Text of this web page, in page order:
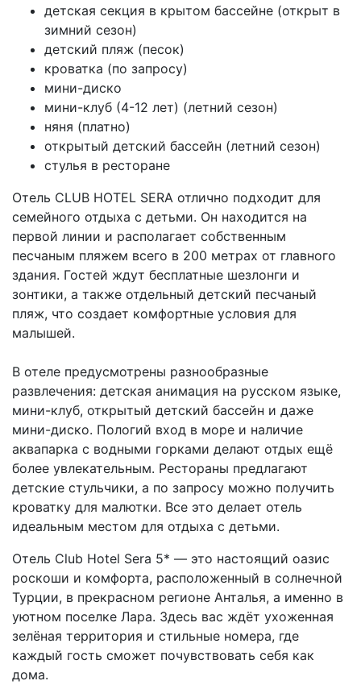
детская секция в крытом бассейне (открыт в
зимний сезон)
детский пляж (песок)
кроватка (по запросу)
мини-диско
мини-клуб (4-12 лет) (летний сезон)
няня (платно)
открытый детский бассейн (летний сезон)
стулья в ресторане
Отель CLUB HOTEL SERA отлично подходит для
семейного отдыха с детьми. Он находится на
первой линии и располагает собственным
песчаным пляжем всего в 200 метрах от главного
здания. Гостей ждут бесплатные шезлонги и
зонтики, а также отдельный детский песчаный
пляж, что создает комфортные условия для
малышей.
В отеле предусмотрены разнообразные
развлечения: детская анимация на русском языке,
мини-клуб, открытый детский бассейн и даже
мини-диско. Пологий вход в море и наличие
аквапарка с водными горками делают отдых ещё
более увлекательным. Рестораны предлагают
детские стульчики, а по запросу можно получить
кроватку для малютки. Все это делает отель
идеальным местом для отдыха с детьми.
Отель Club Hotel Sera 5* — это настоящий оазис
роскоши и комфорта, расположенный в солнечной
Турции, в прекрасном регионе Анталья, а именно в
уютном поселке Лара. Здесь вас ждёт ухоженная
зелёная территория и стильные номера, где
каждый гость сможет почувствовать себя как
дома.